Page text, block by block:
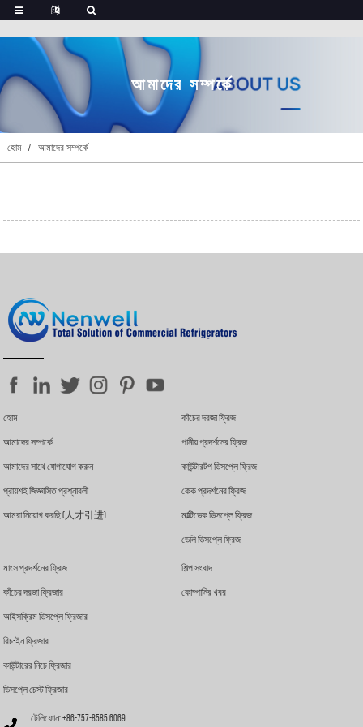
আমাদের সম্পর্কে
হোম আমাদের সম্পর্কে
হোম
আমাদের সম্পর্কে
আমাদের সাথে যোগাযোগ করুন
প্রায়শই জিজ্ঞাসিত প্রশ্নাবলী
আমরা নিয়োগ করছি (人才引进)
কাঁচের দরজা ফ্রিজ
পানীয় প্রদর্শনের ফ্রিজ
কাউন্টারটপ ডিসপ্লে ফ্রিজ
কেক প্রদর্শনের ফ্রিজ
মাল্টিডেক ডিসপ্লে ফ্রিজ
ডেলি ডিসপ্লে ফ্রিজ
মাংস প্রদর্শনের ফ্রিজ
কাঁচের দরজা ফ্রিজার
আইসক্রিম ডিসপ্লে ফ্রিজার
রিচ-ইন ফ্রিজার
কাউন্টারের নিচে ফ্রিজার
ডিসপ্লে চেস্ট ফ্রিজার
শিল্প সংবাদ
কোম্পানির খবর
টেলিফোন: +86-757-8585 6069